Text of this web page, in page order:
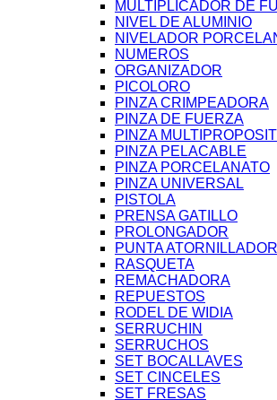
MULTIPLICADOR DE
NIVEL DE ALUMINIO
NIVELADOR
NUMEROS
ORGANIZADOR
PICOLORO
PINZA CRIMPEADORA
PINZA DE FUERZA
PINZA
PINZA PELACABLE
PINZA PORCELANATO
PINZA UNIVERSAL
PISTOLA
PRENSA GATILLO
PROLONGADOR
PUNTA ATORNILLADOR
RASQUETA
REMACHADORA
REPUESTOS
RODEL DE WIDIA
SERRUCHIN
SERRUCHOS
SET BOCALLAVES
SET CINCELES
SET FRESAS